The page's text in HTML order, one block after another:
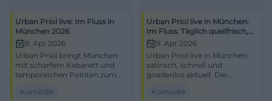
Urban Priol live: Im Fluss in
München 2026
9. Apr 2026
Urban Priol bringt München
mit scharfem Kabarett und
temporeichen Pointen zum
Blackbox im Fat Cat.
Komödie
Urban Priol live in München:
Im Fluss. Täglich quellfrisch,
immer aktuell!
9. Apr 2026
Urban Priol live in München:
satirisch, schnell und
gnadenlos aktuell. Die
zum Ort für starke Pointen
Komödie